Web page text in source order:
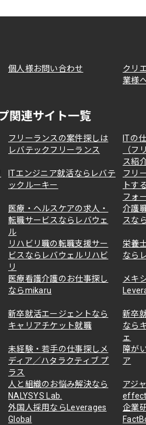
個人様お問い合わせ
クリ
業様
関連サイト一覧
フリーランスの案件探しは
レバテックフリーランス
ITの
（フ
ス紹
ITエンジニア就活ならレバテ
ックルーキー
フリ
トす
フォ
医療・ヘルスケアの求人・
転職サービスならレバウェ
ル
介護
スな
リハビリ職の転職支援サー
ビスならレバウェルリハビ
リ
栄養
なら
医療看護介護のお仕事探し
ならmikaru
メキ
新卒就活エージェントなら
キャリアチケット就職
新卒
なら
ェ
未経験・若手の仕事探しメ
ディア／ハタラクティブ プ
ラス
障が
ア
人と組織のお悩み解決なら
NALYSYS Lab.
アジ
外国人採用ならLeverages
Global
企業